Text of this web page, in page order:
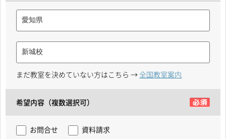
まだ教室を決めていない方はこちら → 全国教室案内
希望内容（複数選択可）
お問合せ 資料請求